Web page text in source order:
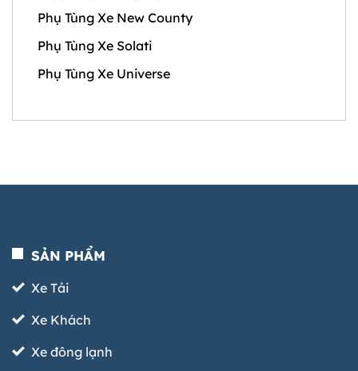
Phụ Tùng Xe New County
Phụ Tùng Xe Solati
Phụ Tùng Xe Universe
SẢN PHẨM
Xe Tải
Xe Khách
Xe đông lạnh